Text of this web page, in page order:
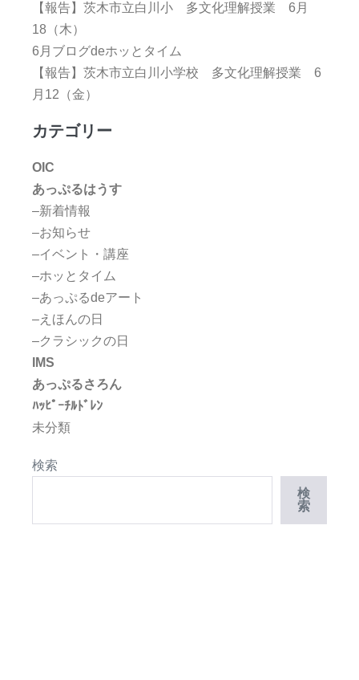
【報告】茨木市立白川小 多文化理解授業 6月
18（木）
6月ブログdeホッとタイム
【報告】茨木市立白川小学校 多文化理解授業 6
月12（金）
カテゴリー
OIC
あっぷるはうす
–新着情報
–お知らせ
–イベント・講座
–ホッとタイム
–あっぷるdeアート
–えほんの日
–クラシックの日
IMS
あっぷるさろん
ﾊｯﾋﾟｰﾁﾙﾄﾞﾚﾝ
未分類
検索
検
索